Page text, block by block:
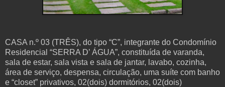
CASA n.º 03 (TRÊS), do tipo “C”, integrante do Condomínio
Residencial “SERRA D’ ÁGUA”, constituída de varanda,
sala de estar, sala vista e sala de jantar, lavabo, cozinha,
área de serviço, despensa, circulação, uma suíte com banho
e “closet” privativos, 02(dois) dormitórios, 02(dois)